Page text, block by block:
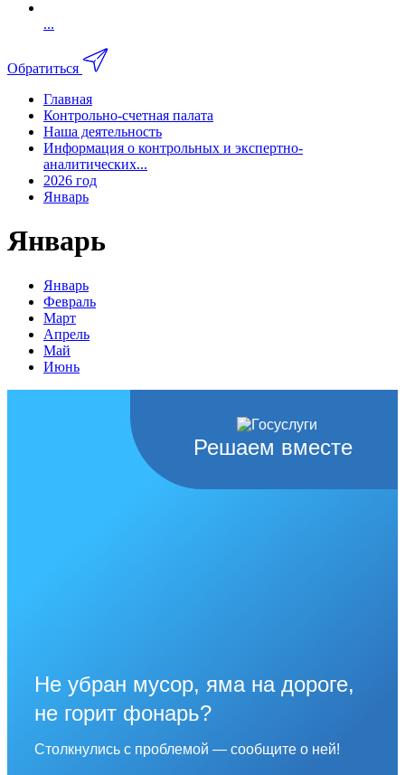
...
Обратиться
Главная
Контрольно-счетная палата
Наша деятельность
Информация о контрольных и экспертно-
аналитических...
2026 год
Январь
Январь
Январь
Февраль
Март
Апрель
Май
Июнь
Решаем вместе
Не убран мусор, яма на дороге,
не горит фонарь?
Столкнулись с проблемой — сообщите о ней!